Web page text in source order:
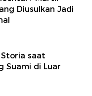
Diusulkan Jadi
Storia saat
Suami di Luar